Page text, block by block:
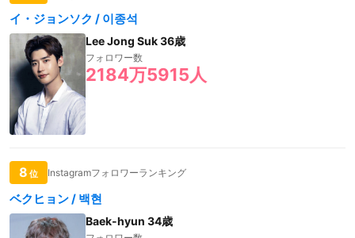
イ・ジョンソク / 이종석
Lee Jong Suk 36歳
フォロワー数
2184万5915人
8 位 Instagramフォロワーランキング
ベクヒョン / 백현
Baek-hyun 34歳